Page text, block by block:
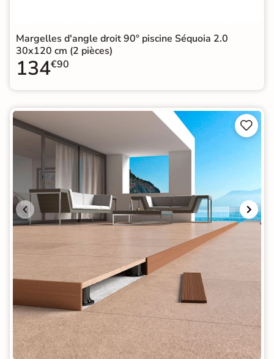
Margelles d'angle droit 90° piscine Séquoia 2.0
30x120 cm (2 pièces)
134€90

